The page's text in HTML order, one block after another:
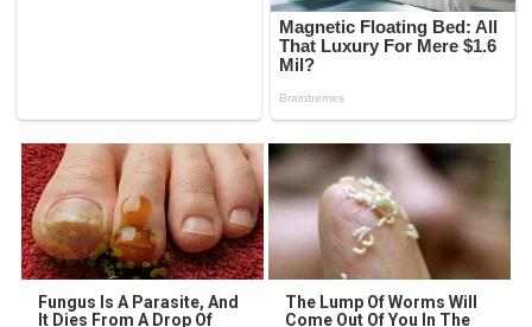
Fungus Is A Parasite, And
It Dies From A Drop Of
The Lump Of Worms Will
Come Out Of You In The